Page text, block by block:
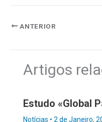
ANTERIOR
Artigos
Estudo «Global
Notícias • 2 de Janeiro,